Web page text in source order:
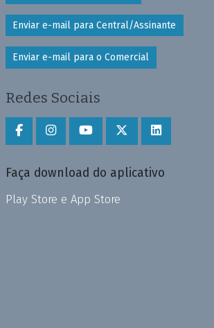
Enviar e-mail para Central/Assinante
Enviar e-mail para o Comercial
Redes Sociais
Faça download do aplicativo
Play Store e App Store